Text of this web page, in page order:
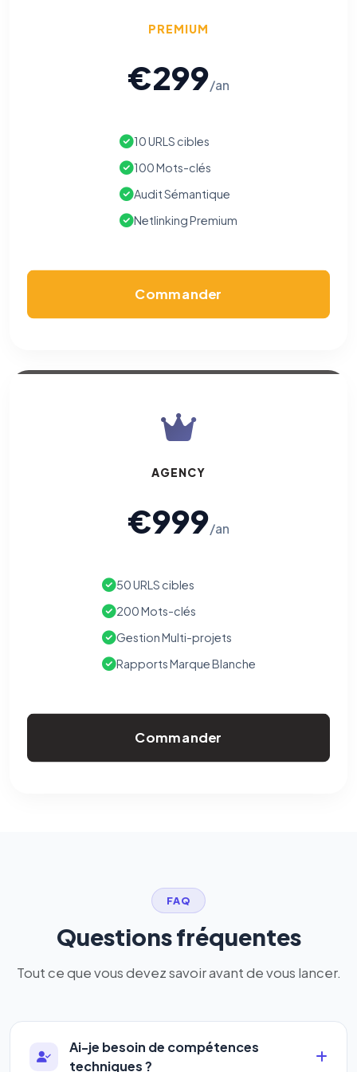
PREMIUM
€299/an
10 URLS cibles
100 Mots-clés
Audit Sémantique
Netlinking Premium
Commander
AGENCY
€999/an
50 URLS cibles
200 Mots-clés
Gestion Multi-projets
Rapports Marque Blanche
Commander
FAQ
Questions fréquentes
Tout ce que vous devez savoir avant de vous lancer.
Ai-je besoin de compétences
techniques ?